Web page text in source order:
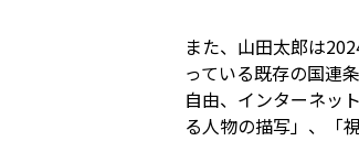
また、山田太郎は
っている既存の国連
自由、インターネッ
る人物の描写」、「